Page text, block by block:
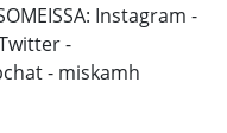
Instagram -
-
- miskamh